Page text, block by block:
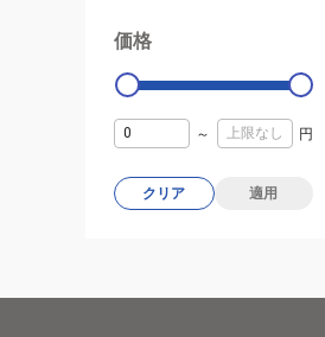
価格
0
～ 円
クリア 適用